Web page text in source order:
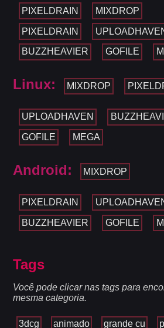
PIXELDRAIN MIXDROP
PIXELDRAIN
BUZZHEAVIER GOFILE
Linux: MIXDROP
UPLOADHAVEN
GOFILE MEGA
Android: MIXDROP
PIXELDRAIN
BUZZHEAVIER GOFILE
Tags
Você pode clicar nas tags para
mesma categoria.
3dcg animado grande cu